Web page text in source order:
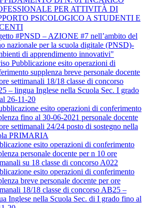
PER ATTIVITÀ DI
PSICOLOGICO A STUDENTI E
#PNSD – AZIONE #7 nell’ambito del
nazionale per la scuola digitale (PNSD)-
di apprendimento innovativi"
Pubblicazione esito operazioni di
supplenza breve personale docente
settimanali 18/18 classe di concorso
– lingua Inglese nella Scuola Sec. I grado
26-11-20
esito operazioni di conferimento
fino al 30-06-2021 personale docente
settimanali 24/24 posto di sostegno nella
PRIMARIA
esito operazioni di conferimento
personale docente per n 10 ore
su 18 classe di concorso A022
esito operazioni di conferimento
breve personale docente per ore
18/18 classe di concorso AB25 –
Inglese nella Scuola Sec. di I grado fino al